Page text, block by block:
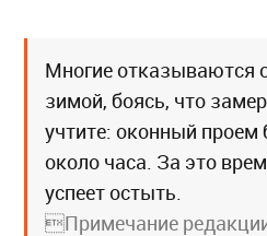
Многие отказываются
зимой, боясь, что
учтите: оконный проем
около часа. За это
успеет остыть.
Примечание